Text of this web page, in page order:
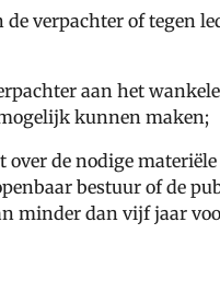
verpachter of tegen
aan het
kunnen maken;
over de nodige
bestuur of de
minder dan vijf jaar